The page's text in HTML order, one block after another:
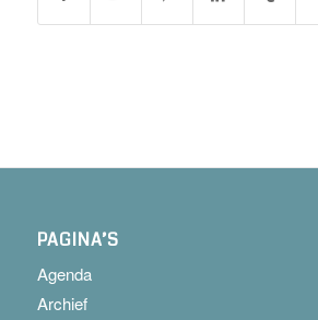
PAGINA’S
Agenda
Archief